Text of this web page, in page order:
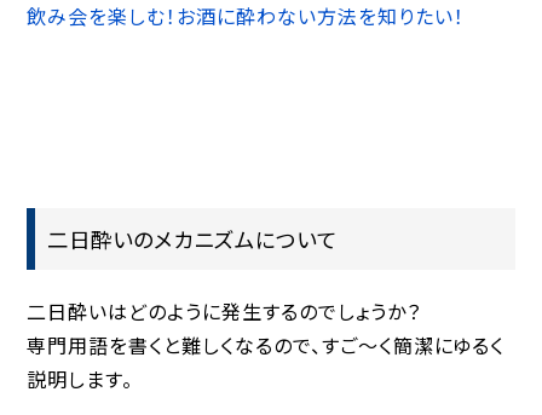
飲み会を楽しむ！お酒に酔わない方法を知りたい！
二日酔いのメカニズムについて
二日酔いはどのように発生するのでしょうか？
専門用語を書くと難しくなるので、すご〜く簡潔にゆるく
説明します。